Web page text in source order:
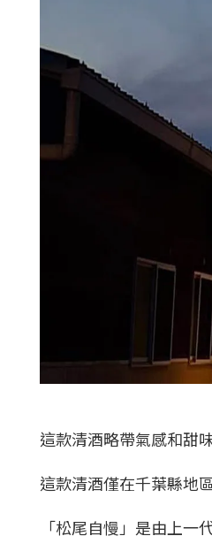
這款清酒略帶氣感和甜
這款清酒僅在千葉縣地
「松尾自慢」是由上